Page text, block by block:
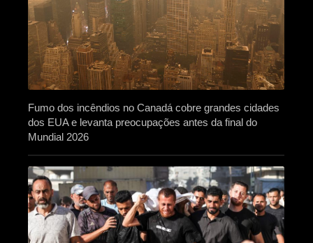
Fumo dos incêndios no Canadá cobre grandes cidades
dos EUA e levanta preocupações antes da final do
Mundial 2026